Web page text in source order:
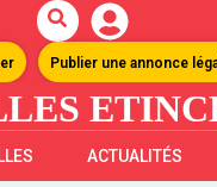
Publier une annonce
ACTUALITÉS